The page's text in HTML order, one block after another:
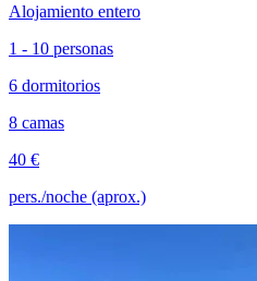
Alojamiento entero
1 - 10 personas
6 dormitorios
8 camas
40 €
pers./noche (aprox.)